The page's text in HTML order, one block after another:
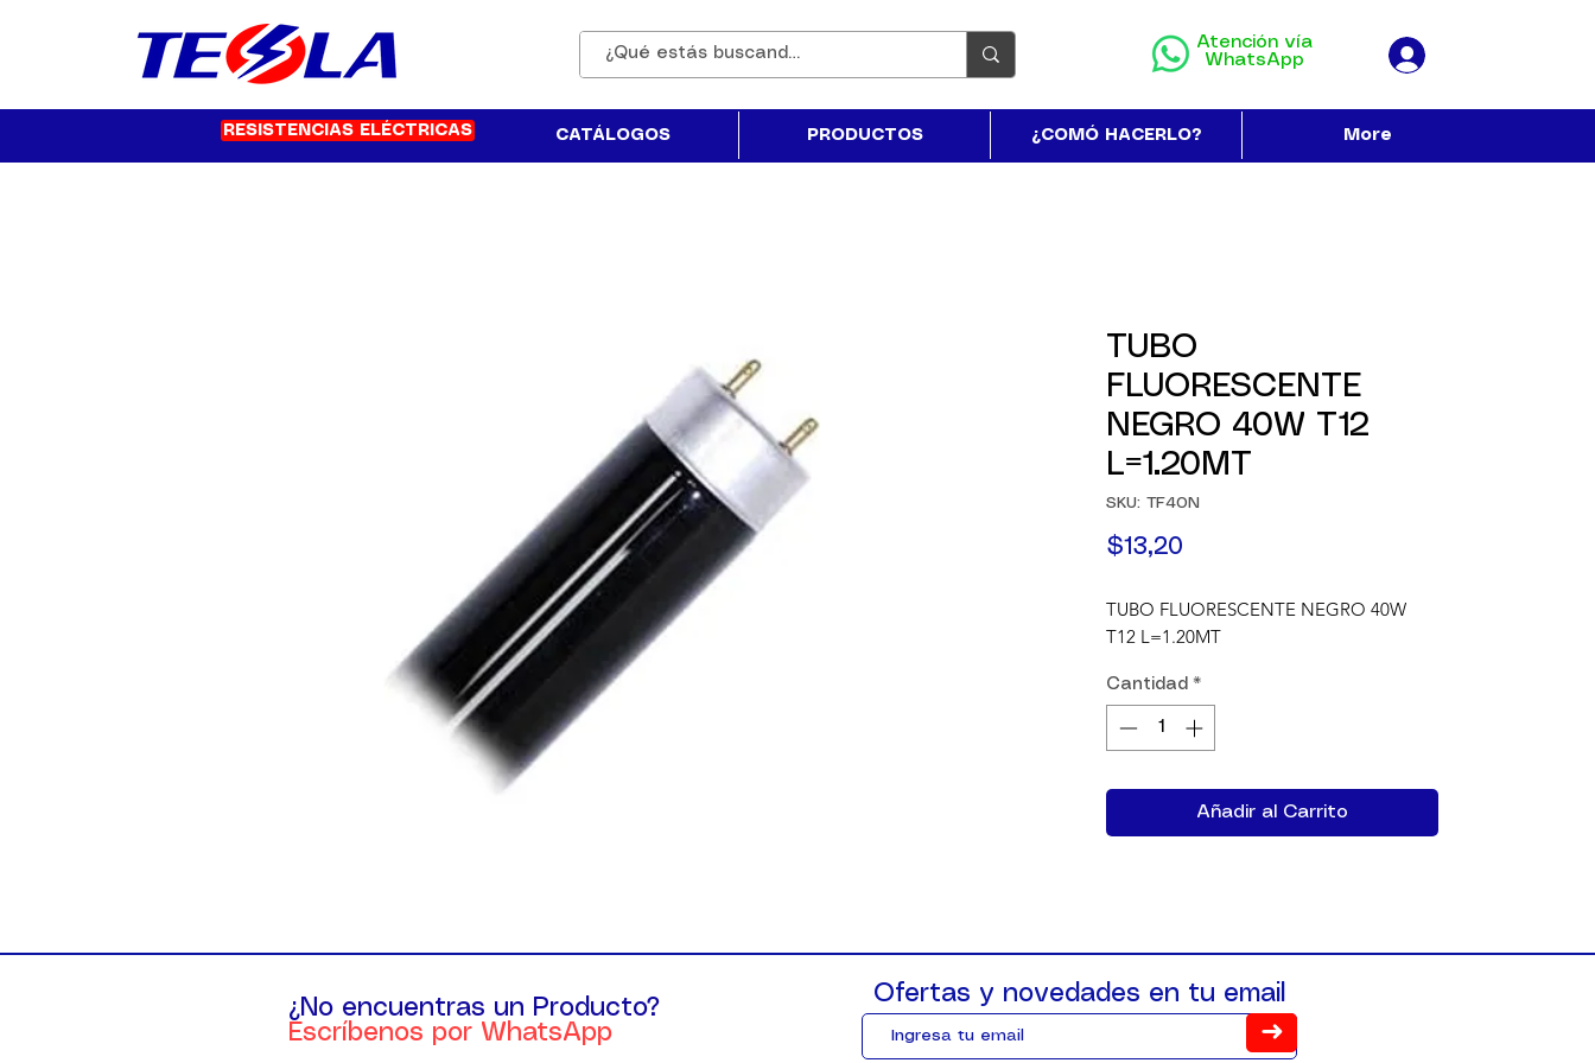
Atención vía
WhatsApp
RESISTENCIAS ELÉCTRICAS CATÁLOGOS PRODUCTOS ¿COMÓ HACERLO? More
TUBO
FLUORESCENTE
NEGRO 40W T12
L=1.20MT
SKU: TF40N
$13,20
TUBO FLUORESCENTE NEGRO 40W
T12 L=1.20MT
Cantidad *
Añadir al Carrito
¿No encuentras un Producto?
Escríbenos por WhatsApp
Ofertas y novedades en tu email
➜